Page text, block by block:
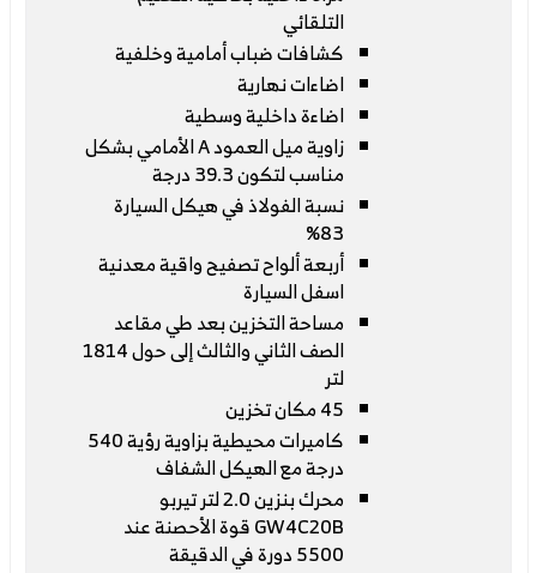
التلقائي
كشافات ضباب أمامية وخلفية
اضاءات نهارية
اضاءة داخلية وسطية
زاوية ميل العمود A الأمامي بشكل
مناسب لتكون 39.3 درجة
نسبة الفولاذ في هيكل السيارة
83%
أربعة ألواح تصفيح واقية معدنية
اسفل السيارة
مساحة التخزين بعد طي مقاعد
الصف الثاني والثالث إلى حول 1814
لتر
45 مكان تخزين
كاميرات محيطية بزاوية رؤية 540
درجة مع الهيكل الشفاف
محرك بنزين 2.0 لتر تيربو
GW4C20B قوة الأحصنة عند
5500 دورة في الدقيقة